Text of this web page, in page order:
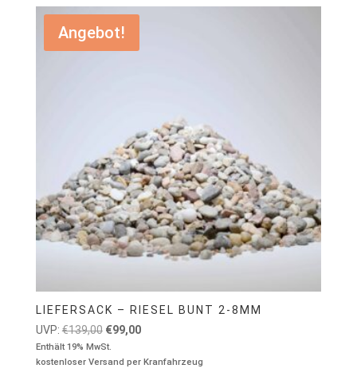
Angebot!
LIEFERSACK – RIESEL BUNT 2-8MM
UVP: €139,00 Ursprünglicher
Preis
war:
€99,00Aktueller
ist:
Enthält 19% MwSt.
kostenloser Versand per Kranfahrzeug